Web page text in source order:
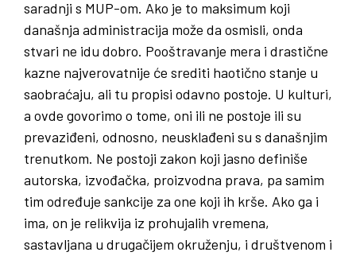
saradnji s MUP-om. Ako je to maksimum koji
današnja administracija može da osmisli, onda
stvari ne idu dobro. Pooštravanje mera i drastične
kazne najverovatnije će srediti haotično stanje u
saobraćaju, ali tu propisi odavno postoje. U kulturi,
a ovde govorimo o tome, oni ili ne postoje ili su
prevaziđeni, odnosno, neusklađeni su s današnjim
trenutkom. Ne postoji zakon koji jasno definiše
autorska, izvođačka, proizvodna prava, pa samim
tim određuje sankcije za one koji ih krše. Ako ga i
ima, on je relikvija iz prohujalih vremena,
sastavljana u drugačijem okruženju, i društvenom i